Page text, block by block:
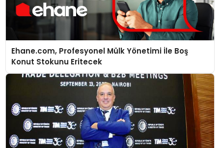
Ehane.com, Profesyonel Mülk Yönetimi İle Boş
Konut Stokunu Eritecek